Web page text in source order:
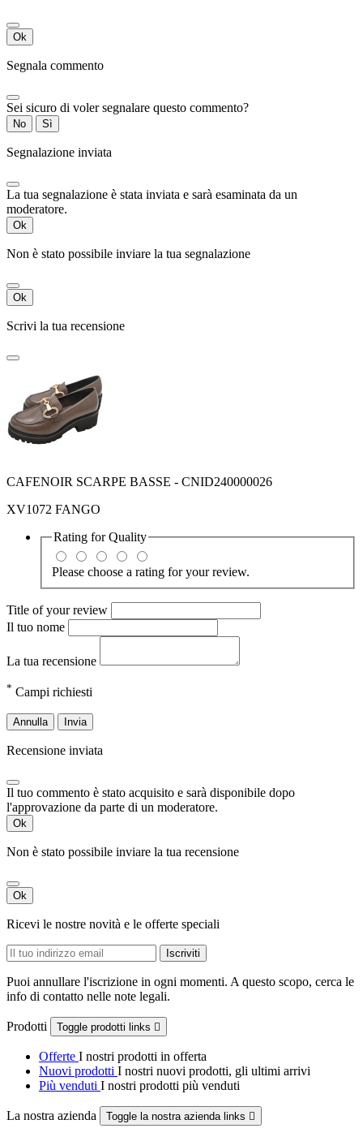
Ok
Segnala commento
Sei sicuro di voler segnalare questo commento?
No Sì
Segnalazione inviata
La tua segnalazione è stata inviata e sarà esaminata da un
moderatore.
Ok
Non è stato possibile inviare la tua segnalazione
Ok
Scrivi la tua recensione
CAFENOIR SCARPE BASSE - CNID240000026
XV1072 FANGO
Rating forQuality
Please choose a rating for your review.
Title of your review
Il tuo nome
La tua recensione
* Campi richiesti
Annulla Invia
Recensione inviata
Il tuo commento è stato acquisito e sarà disponibile dopo
l'approvazione da parte di un moderatore.
Ok
Non è stato possibile inviare la tua recensione
Ok
Ricevi le nostre novità e le offerte speciali
Puoi annullare l'iscrizione in ogni momenti. A questo scopo, cerca le
info di contatto nelle note legali.
Prodotti Toggle prodotti links 
Offerte I nostri prodotti in offerta
Nuovi prodotti I nostri nuovi prodotti, gli ultimi arrivi
Più venduti I nostri prodotti più venduti
La nostra azienda Toggle la nostra azienda links 